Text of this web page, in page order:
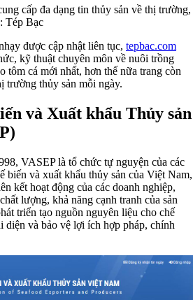
cấp đa dạng tin thủy sản về thị trường,
Tép Bạc
được cập nhật liên tục, tepbac.com
kỹ thuật chuyên môn về nuôi trồng
tôm cá mới nhất, hơn thế nữa trang còn
trường thủy sản mỗi ngày.
và Xuất khẩu Thủy sản
VASEP là tổ chức tự nguyện của các
biến và xuất khẩu thủy sản của Việt Nam,
kết hoạt động của các doanh nghiệp,
lượng, khả năng cạnh tranh của sản
triển tạo nguồn nguyên liệu cho chế
diện và bảo vệ lợi ích hợp pháp, chính